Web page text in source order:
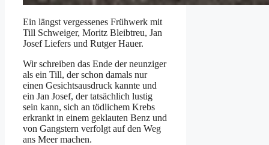
Ein längst vergessenes Frühwerk mit
Till Schweiger, Moritz Bleibtreu, Jan
Josef Liefers und Rutger Hauer.
Wir schreiben das Ende der neunziger
als ein Till, der schon damals nur
einen Gesichtsausdruck kannte und
ein Jan Josef, der tatsächlich lustig
sein kann, sich an tödlichem Krebs
erkrankt in einem geklauten Benz und
von Gangstern verfolgt auf den Weg
ans Meer machen.